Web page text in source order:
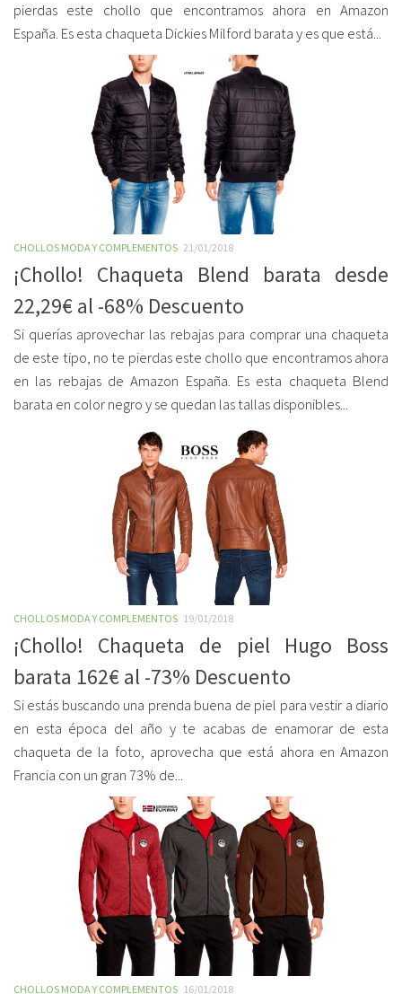
pierdas este chollo que encontramos ahora en Amazon
España. Es esta chaqueta Dickies Milford barata y es que está...
CHOLLOS MODA Y COMPLEMENTOS 21/01/2018
¡Chollo! Chaqueta Blend barata desde
22,29€ al -68% Descuento
Si querías aprovechar las rebajas para comprar una chaqueta
de este tipo, no te pierdas este chollo que encontramos ahora
en las rebajas de Amazon España. Es esta chaqueta Blend
barata en color negro y se quedan las tallas disponibles...
CHOLLOS MODA Y COMPLEMENTOS 19/01/2018
¡Chollo! Chaqueta de piel Hugo Boss
barata 162€ al -73% Descuento
Si estás buscando una prenda buena de piel para vestir a diario
en esta época del año y te acabas de enamorar de esta
chaqueta de la foto, aprovecha que está ahora en Amazon
Francia con un gran 73% de...
CHOLLOS MODA Y COMPLEMENTOS 16/01/2018